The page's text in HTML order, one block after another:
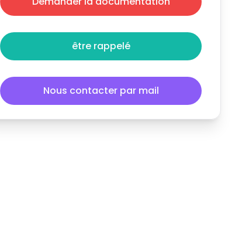
être rappelé
Nous contacter par mail